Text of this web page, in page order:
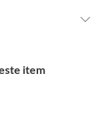
Própria adquiridos
seja, quando
item